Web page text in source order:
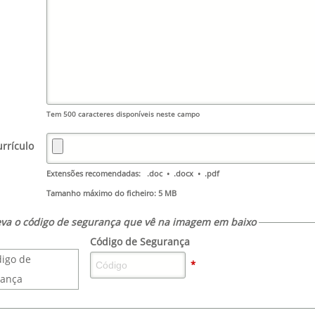
Tem 500caracteres disponíveis neste campo
Extensões recomendadas: .doc • .docx • .pdf
Tamanho máximo do ficheiro: 5 MB
o código de segurança que vê na imagem em baixo
Código de Segurança
*